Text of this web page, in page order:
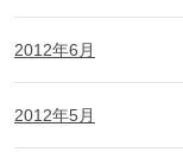
2012年6月
2012年5月